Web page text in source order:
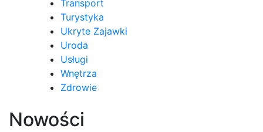
Transport
Turystyka
Ukryte Zajawki
Uroda
Usługi
Wnętrza
Zdrowie
Nowości